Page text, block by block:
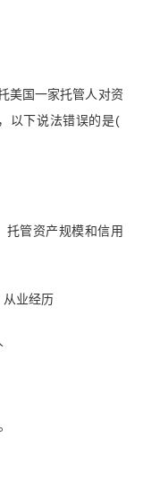
美国一家托管人对资
以下说法错误的是(
托管资产规模和信用
从业经历